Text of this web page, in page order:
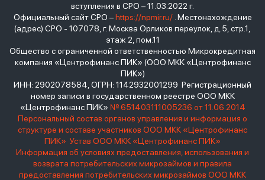
вступления в СРО – 11.03.2022 г.
Официальный сайт СРО –https://npmir.ru/. Местонахождение
(адрес) СРО - 107078, г. Москва Орликов переулок, д.5, стр.1,
этаж 2, пом.11
Общество с ограниченной ответственностью Микрокредитная
компания «Центрофинанс ПИК» (ООО МКК «Центрофинанс
ПИК»)
ИНН: 2902078584, ОГРН: 1142932001299 Регистрационный
номер записи в государственном реестре ООО МКК
«Центрофинанс ПИК» № 651403111005236 от 11.06.2014
Персональный состав органов управления и информация о
структуре и составе участников ООО МКК «Центрофинанс
ПИК» Устав ООО МКК «Центрофинанс ПИК»
Информация об условиях предоставления, использования и
возврата потребительских микрозаймов и правила
предоставления потребительских микрозаймов ООО МКК